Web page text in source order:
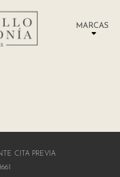
MARCAS
CITA PREVIA